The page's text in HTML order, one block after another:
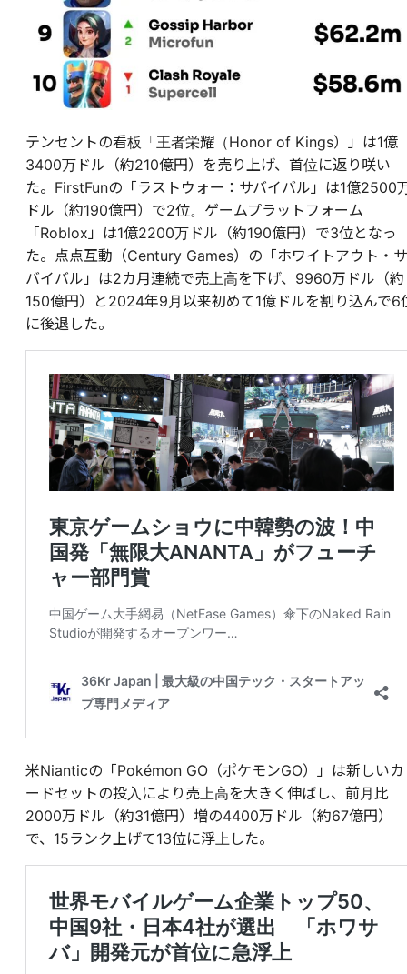
テンセントの看板「王者栄耀（Honor of Kings）」は1億
3400万ドル（約210億円）を売り上げ、首位に返り咲い
た。FirstFunの「ラストウォー：サバイバル」は1億2500
ドル（約190億円）で2位。ゲームプラットフォーム
「Roblox」は1億2200万ドル（約190億円）で3位となっ
た。点点互動（Century Games）の「ホワイトアウト・サ
バイバル」は2カ月連続で売上高を下げ、9960万ドル（約
150億円）と2024年9月以来初めて1億ドルを割り込んで6
に後退した。
米Nianticの「Pokémon GO（ポケモンGO）」は新しいカ
ードセットの投入により売上高を大きく伸ばし、前月比
2000万ドル（約31億円）増の4400万ドル（約67億円）
で、15ランク上げて13位に浮上した。